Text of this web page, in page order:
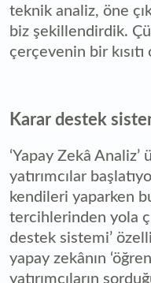
teknik analiz, öne
biz şekillendirdik.
çerçevenin bir kısıtı
Karar destek
‘Yapay Zekâ
yatırımcılar
kendileri yaparken
tercihlerinden yola
destek sistemi’
yapay zekânın
yatırımcıların